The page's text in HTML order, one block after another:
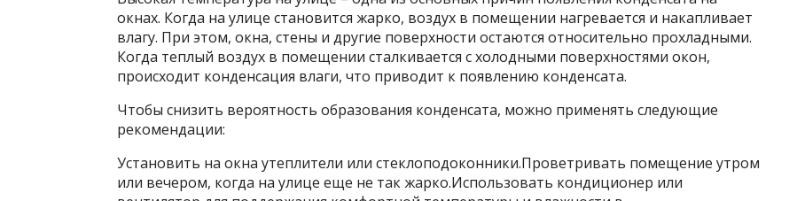
окнах. Когда на улице становится жарко, воздух в помещении нагревается и накапливает
влагу. При этом, окна, стены и другие поверхности остаются относительно прохладными.
Когда теплый воздух в помещении сталкивается с холодными поверхностями окон,
происходит конденсация влаги, что приводит к появлению конденсата.
Чтобы снизить вероятность образования конденсата, можно применять следующие
рекомендации:
Установить на окна утеплители или стеклоподоконники.Проветривать помещение утром
или вечером, когда на улице еще не так жарко.Использовать кондиционер или